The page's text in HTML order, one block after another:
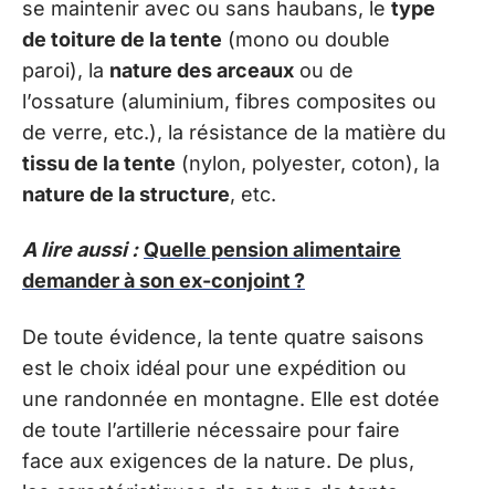
se maintenir avec ou sans haubans, le type
de toiture de la tente (mono ou double
paroi), la nature des arceaux ou de
l’ossature (aluminium, fibres composites ou
de verre, etc.), la résistance de la matière du
tissu de la tente (nylon, polyester, coton), la
nature de la structure, etc.
A lire aussi : Quelle pension alimentaire
demander à son ex-conjoint ?
De toute évidence, la tente quatre saisons
est le choix idéal pour une expédition ou
une randonnée en montagne. Elle est dotée
de toute l’artillerie nécessaire pour faire
face aux exigences de la nature. De plus,